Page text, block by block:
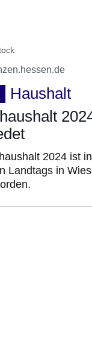
Haushalt
2024 ist
Landtags in